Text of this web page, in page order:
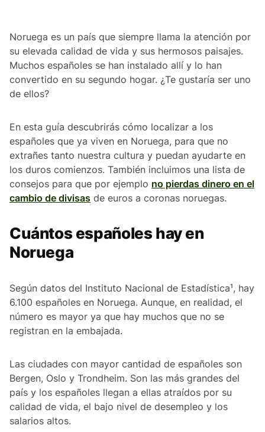
Noruega es un país que siempre llama la atención por
su elevada calidad de vida y sus hermosos paisajes.
Muchos españoles se han instalado allí y lo han
convertido en su segundo hogar. ¿Te gustaría ser uno
de ellos?
En esta guía descubrirás cómo localizar a los
españoles que ya viven en Noruega, para que no
extrañes tanto nuestra cultura y puedan ayudarte en
los duros comienzos. También incluimos una lista de
consejos para que por ejemplo no pierdas dinero en el
cambio de divisas de euros a coronas noruegas.
Cuántos españoles hay en
Noruega
Según datos del Instituto Nacional de Estadística¹, hay
6.100 españoles en Noruega. Aunque, en realidad, el
número es mayor ya que hay muchos que no se
registran en la embajada.
Las ciudades con mayor cantidad de españoles son
Bergen, Oslo y Trondheim. Son las más grandes del
país y los españoles llegan a ellas atraídos por su
calidad de vida, el bajo nivel de desempleo y los
salarios altos.